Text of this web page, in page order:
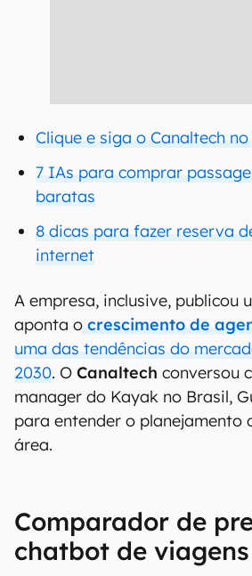
Clique e siga o Canaltech
7 IAs para comprar
baratas
8 dicas para fazer reserva
internet
A empresa, inclusive, publicou
aponta o crescimento de
uma das tendências do
2030. O Canaltech conversou
manager do Kayak no Brasil,
para entender o planejamento
área.
Comparador de
chatbot de viagens